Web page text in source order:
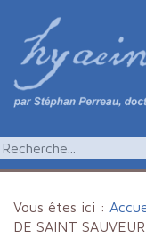
Vous êtes ici :
DE SAINT